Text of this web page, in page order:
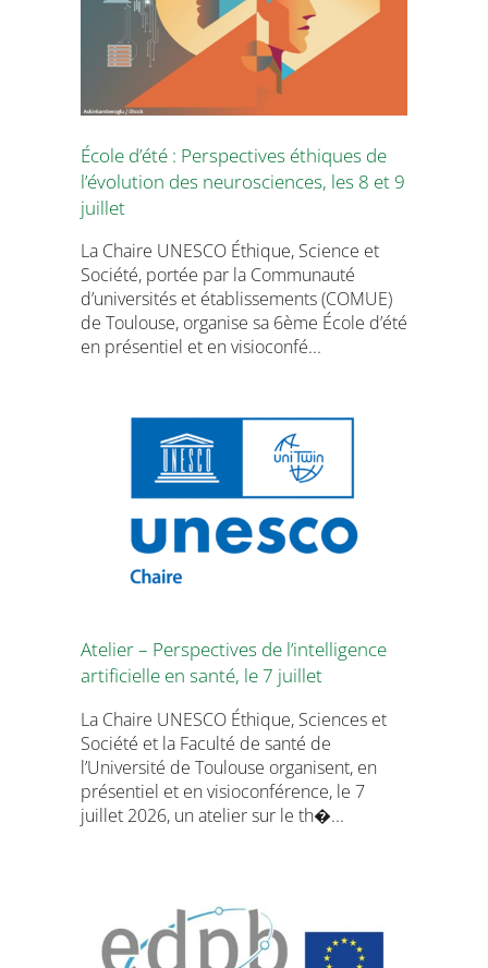
École d’été : Perspectives éthiques de
l’évolution des neurosciences, les 8 et 9
juillet
La Chaire UNESCO Éthique, Science et
Société, portée par la Communauté
d’universités et établissements (COMUE)
de Toulouse, organise sa 6ème École d’été
en présentiel et en visioconfé...
Atelier – Perspectives de l’intelligence
artificielle en santé, le 7 juillet
La Chaire UNESCO Éthique, Sciences et
Société et la Faculté de santé de
l’Université de Toulouse organisent, en
présentiel et en visioconférence, le 7
juillet 2026, un atelier sur le th�...